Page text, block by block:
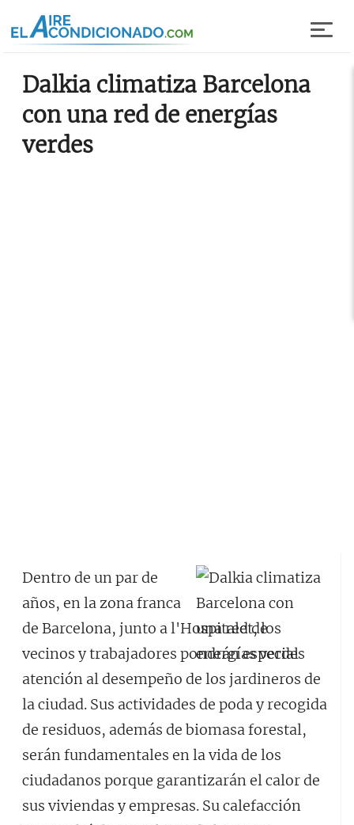
Dalkia climatiza Barcelona
con una red de energías
verdes
Dentro de un par de
años, en la zona franca
de Barcelona, junto a l'Hospitalet, los
vecinos y trabajadores pondrán especial
atención al desempeño de los jardineros de
la ciudad. Sus actividades de poda y recogida
de residuos, además de biomasa forestal,
serán fundamentales en la vida de los
ciudadanos porque garantizarán el calor de
sus viviendas y empresas. Su calefacción